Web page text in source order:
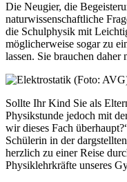
Die Neugier, die
naturwissenschaftliche
die Schulphysik mit
möglicherweise sogar zu
lassen. Sie brauchen daher
Sollte Ihr Kind Sie als
Physikstunde jedoch mit
wir dieses Fach
Schülerin in der
herzlich zu einer Reise
Physiklehrkräfte unseres